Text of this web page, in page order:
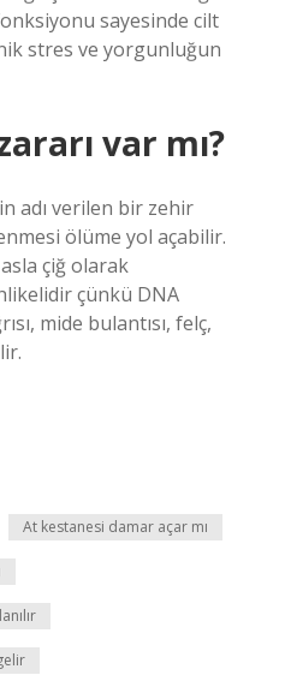
sayesinde cilt
stres ve yorgunluğun
var mı?
adı verilen bir zehir
ölüme yol açabilir.
çiğ olarak
çünkü DNA
mide bulantısı, felç,
At kestanesi damar açar mı